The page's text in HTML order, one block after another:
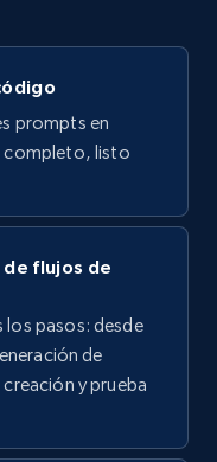
by
Initial
gratuita
by using
prompts en
completo, listo
flujos de
pasos: desde
de
y prueba